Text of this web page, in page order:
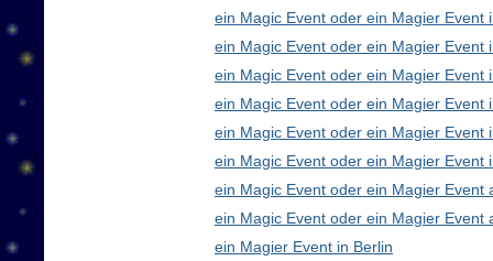
ein Magic Event oder ein Magier Event
ein Magic Event oder ein Magier Event
ein Magic Event oder ein Magier Event
ein Magic Event oder ein Magier Event
ein Magic Event oder ein Magier Event
ein Magic Event oder ein Magier Event
ein Magic Event oder ein Magier Event
ein Magic Event oder ein Magier Event
ein Magier Event in Berlin